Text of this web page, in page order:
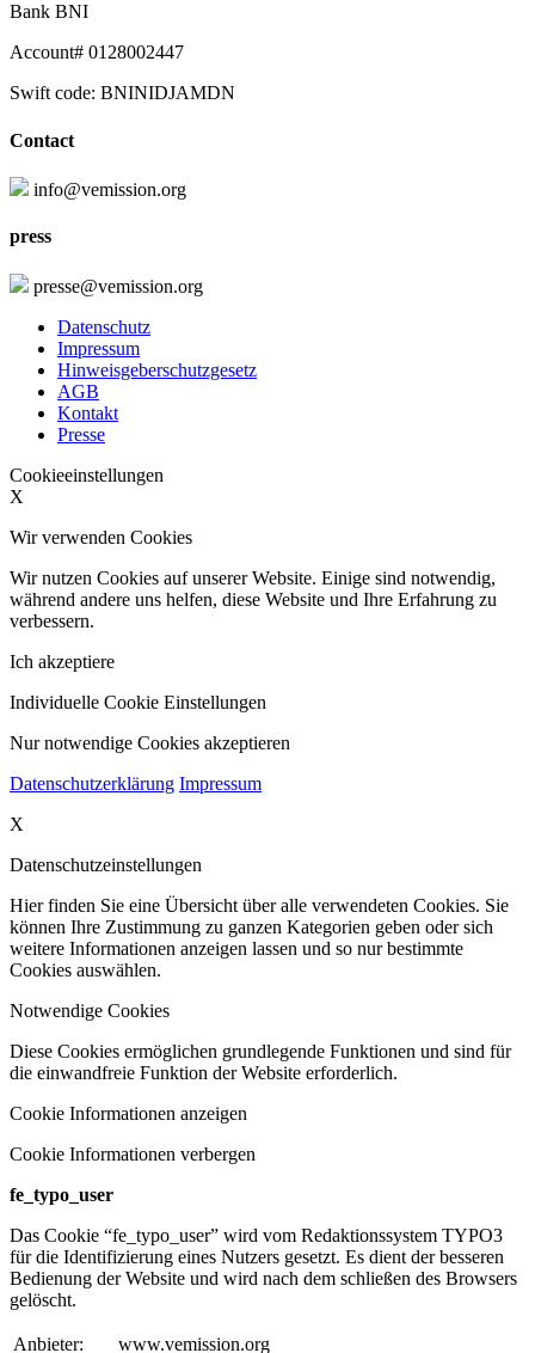
Bank BNI
Account# 0128002447
Swift code: BNINIDJAMDN
Contact
info@vemission.org
press
presse@vemission.org
Datenschutz
Impressum
Hinweisgeberschutzgesetz
AGB
Kontakt
Presse
Cookieeinstellungen
X
Wir verwenden Cookies
Wir nutzen Cookies auf unserer Website. Einige sind notwendig,
während andere uns helfen, diese Website und Ihre Erfahrung zu
verbessern.
Ich akzeptiere
Individuelle Cookie Einstellungen
Nur notwendige Cookies akzeptieren
Datenschutzerklärung Impressum
X
Datenschutzeinstellungen
Hier finden Sie eine Übersicht über alle verwendeten Cookies. Sie
können Ihre Zustimmung zu ganzen Kategorien geben oder sich
weitere Informationen anzeigen lassen und so nur bestimmte
Cookies auswählen.
Notwendige Cookies
Diese Cookies ermöglichen grundlegende Funktionen und sind für
die einwandfreie Funktion der Website erforderlich.
Cookie Informationen anzeigen
Cookie Informationen verbergen
fe_typo_user
Das Cookie “fe_typo_user” wird vom Redaktionssystem TYPO3
für die Identifizierung eines Nutzers gesetzt. Es dient der besseren
Bedienung der Website und wird nach dem schließen des Browsers
gelöscht.
Anbieter: www.vemission.org